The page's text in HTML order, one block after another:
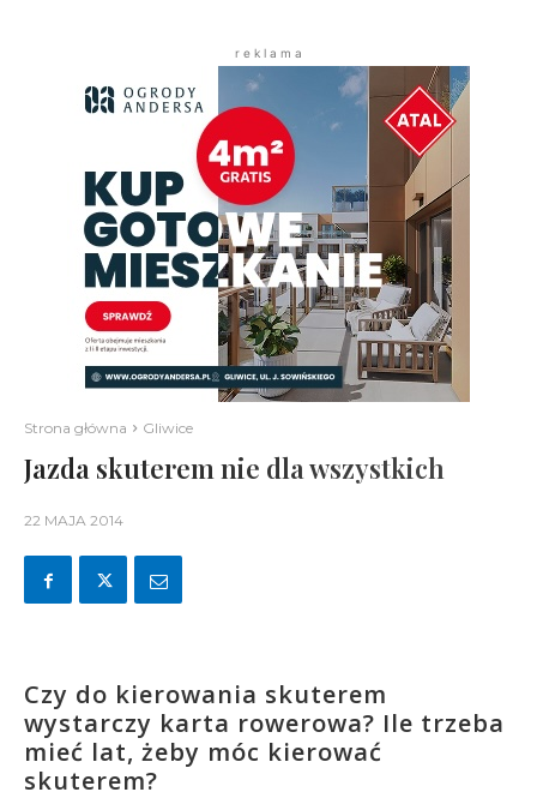
r e k l a m a
Strona główna Gliwice
Jazda skuterem nie dla wszystkich
22 MAJA 2014
Czy do kierowania skuterem
wystarczy karta rowerowa? Ile trzeba
mieć lat, żeby móc kierować
skuterem?